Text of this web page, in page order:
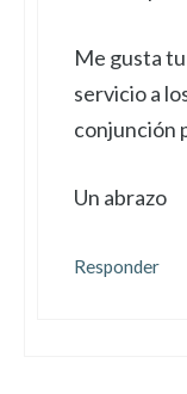
Me gusta
servicio a
conjunción
Un abrazo
Responder